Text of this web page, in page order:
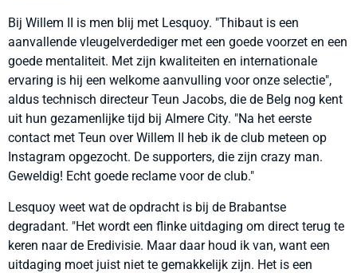
Bij Willem II is men blij met Lesquoy. "Thibaut is een
aanvallende vleugelverdediger met een goede voorzet en een
goede mentaliteit. Met zijn kwaliteiten en internationale
ervaring is hij een welkome aanvulling voor onze selectie",
aldus technisch directeur Teun Jacobs, die de Belg nog kent
uit hun gezamenlijke tijd bij Almere City. "Na het eerste
contact met Teun over Willem II heb ik de club meteen op
Instagram opgezocht. De supporters, die zijn crazy man.
Geweldig! Echt goede reclame voor de club."
Lesquoy weet wat de opdracht is bij de Brabantse
degradant. "Het wordt een flinke uitdaging om direct terug te
keren naar de Eredivisie. Maar daar houd ik van, want een
uitdaging moet juist niet te gemakkelijk zijn. Het is een